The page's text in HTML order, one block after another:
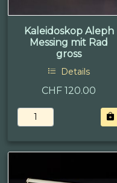
Kaleidoskop Aleph
Messing mit Rad
gross
Details
CHF 120.00